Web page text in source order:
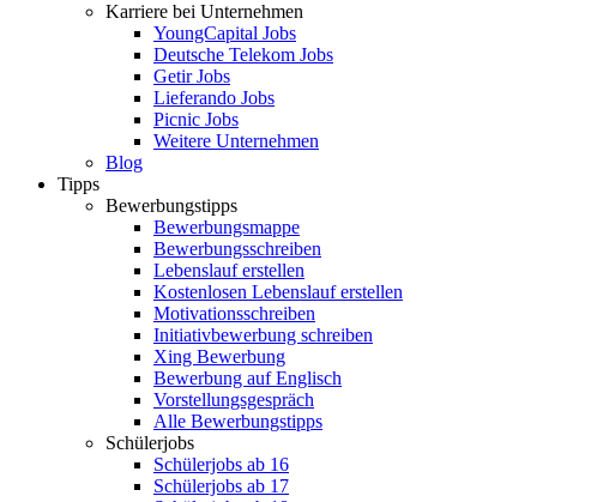
Karriere bei Unternehmen
YoungCapital Jobs
Deutsche Telekom Jobs
Getir Jobs
Lieferando Jobs
Picnic Jobs
Weitere Unternehmen
Blog
Tipps
Bewerbungstipps
Bewerbungsmappe
Bewerbungsschreiben
Lebenslauf erstellen
Kostenlosen Lebenslauf erstellen
Motivationsschreiben
Initiativbewerbung schreiben
Xing Bewerbung
Bewerbung auf Englisch
Vorstellungsgespräch
Alle Bewerbungstipps
Schülerjobs
Schülerjobs ab 16
Schülerjobs ab 17